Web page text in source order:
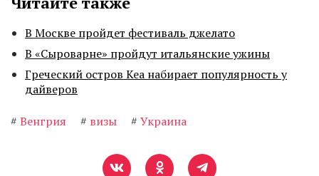
В Москве пройдет фестиваль джелато
В «Сыроварне» пройдут итальянские ужины
Греческий остров Кеа набирает популярность у
дайверов
# Венгрия # визы # Украина